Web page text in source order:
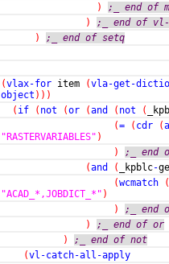
)
;_ end of
)
;_ end of vl-
)
;_ end of setq
(vlax-foritem (vla-get-
object ) ) )
( if ( not (or (and ( not (
(= ( cdr (
"RASTERVARIABLES" )
)
;_ end
(and ( _kpblc-
(wcmatch
(
"ACAD_*,JOBDICT_*" )
)
;_ end
)
;_ end of or
)
;_ end of not
(vl-catch-all-apply